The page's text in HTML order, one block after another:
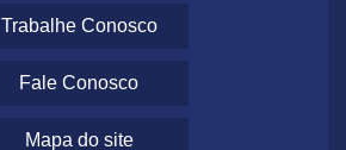
Trabalhe Conosco
Fale Conosco
Mapa do site